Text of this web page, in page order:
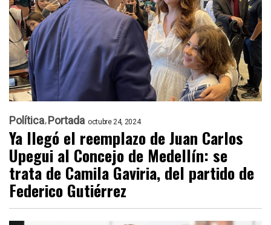
Política Portada octubre 24, 2024
Ya llegó el reemplazo de Juan Carlos
Upegui al Concejo de Medellín: se
trata de Camila Gaviria, del partido de
Federico Gutiérrez